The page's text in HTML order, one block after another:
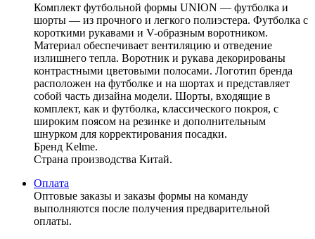
Комплект футбольной формы UNION — футболка и
шорты — из прочного и легкого полиэстера. Футболка с
короткими рукавами и V-образным воротником.
Материал обеспечивает вентиляцию и отведение
излишнего тепла. Воротник и рукава декорированы
контрастными цветовыми полосами. Логотип бренда
расположен на футболке и на шортах и представляет
собой часть дизайна модели. Шорты, входящие в
комплект, как и футболка, классического покроя, с
широким поясом на резинке и дополнительным
шнурком для корректирования посадки.
Бренд Kelme.
Страна производства Китай.
Оплата
Оптовые заказы и заказы формы на команду
выполняются после получения предварительной
оплаты.